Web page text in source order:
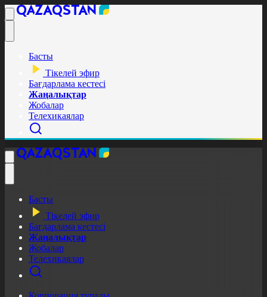
Басты
Тікелей эфир
Бағдарлама кестесі
Жаңалықтар
Жобалар
Телехикаялар
Басты
Тікелей эфир
Бағдарлама кестесі
Жаңалықтар
Жобалар
Телехикаялар